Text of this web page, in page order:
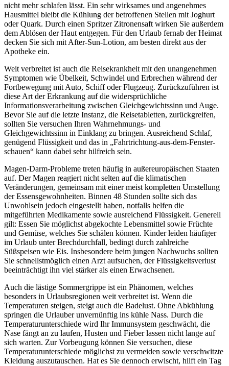
nicht mehr schlafen lässt. Ein sehr wirksames und angenehmes
Hausmittel bleibt die Kühlung der betroffenen Stellen mit Joghurt
oder Quark. Durch einen Spritzer Zitronensaft wirken Sie außerdem
dem Ablösen der Haut entgegen. Für den Urlaub fernab der Heimat
decken Sie sich mit After-Sun-Lotion, am besten direkt aus der
Apotheke ein.
Weit verbreitet ist auch die Reisekrankheit mit den unangenehmen
Symptomen wie Übelkeit, Schwindel und Erbrechen während der
Fortbewegung mit Auto, Schiff oder Flugzeug. Zurückzuführen ist
diese Art der Erkrankung auf die widersprüchliche
Informationsverarbeitung zwischen Gleichgewichtssinn und Auge.
Bevor Sie auf die letzte Instanz, die Reisetabletten, zurückgreifen,
sollten Sie versuchen Ihren Wahrnehmungs- und
Gleichgewichtssinn in Einklang zu bringen. Ausreichend Schlaf,
genügend Flüssigkeit und das in „Fahrtrichtung-aus-dem-Fenster-
schauen“ kann dabei sehr hilfreich sein.
Magen-Darm-Probleme treten häufig in außereuropäischen Staaten
auf. Der Magen reagiert nicht selten auf die klimatischen
Veränderungen, gemeinsam mit einer meist kompletten Umstellung
der Essensgewohnheiten. Binnen 48 Stunden sollte sich das
Unwohlsein jedoch eingestellt haben, notfalls helfen die
mitgeführten Medikamente sowie ausreichend Flüssigkeit. Generell
gilt: Essen Sie möglichst abgekochte Lebensmittel sowie Früchte
und Gemüse, welches Sie schälen können. Kinder leiden häufiger
im Urlaub unter Brechdurchfall, bedingt durch zahlreiche
Süßspeisen wie Eis. Insbesondere beim jungen Nachwuchs sollten
Sie schnellstmöglich einen Arzt aufsuchen, der Flüssigkeitsverlust
beeinträchtigt ihn viel stärker als einen Erwachsenen.
Auch die lästige Sommergrippe ist ein Phänomen, welches
besonders in Urlaubsregionen weit verbreitet ist. Wenn die
Temperaturen steigen, steigt auch die Badelust. Ohne Abkühlung
springen die Urlauber unvernünftig ins kühle Nass. Durch die
Temperaturunterschiede wird Ihr Immunsystem geschwächt, die
Nase fängt an zu laufen, Husten und Fieber lassen nicht lange auf
sich warten. Zur Vorbeugung können Sie versuchen, diese
Temperaturunterschiede möglichst zu vermeiden sowie verschwitzte
Kleidung auszutauschen. Hat es Sie dennoch erwischt, hilft ein Tag